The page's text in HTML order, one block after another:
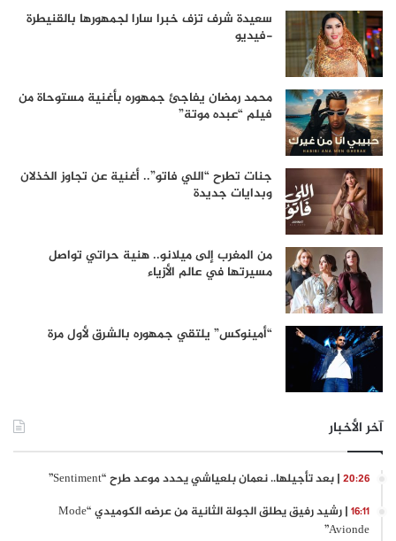
سعيدة شرف تزف خبرا سارا لجمهورها بالقنيطرة
-فيديو
محمد رمضان يفاجئ جمهوره بأغنية مستوحاة من
فيلم “عبده موتة”
جنات تطرح “اللي فاتو”.. أغنية عن تجاوز الخذلان
وبدايات جديدة
من المغرب إلى ميلانو.. هنية حراتي تواصل
مسيرتها في عالم الأزياء
“أمينوكس” يلتقي جمهوره بالشرق لأول مرة
آخر الأخبار
20:26 | بعد تأجيلها.. نعمان بلعياشي يحدد موعد طرح “Sentiment”
16:11
| رشيد رفيق يطلق الجولة الثانية من عرضه الكوميدي “Mode
Avionde”